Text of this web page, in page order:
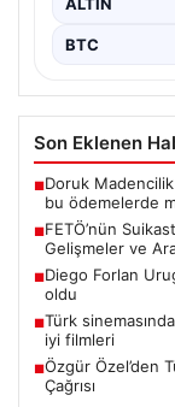
BTC
Son Eklenen
■Doruk
bu ödemelerde
■FETÖ’nün
Gelişmeler ve
■Diego Forlan
oldu
■Türk
iyi filmleri
■Özgür Özel’den
Çağrısı